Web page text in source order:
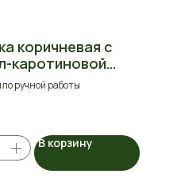
коричневая с
каротиновой
ручной работы
В корзину